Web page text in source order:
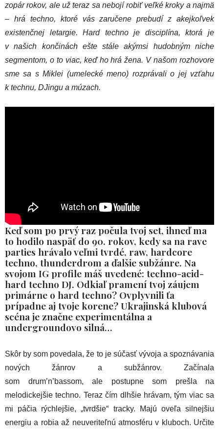
zopár rokov, ale už teraz sa nebojí robiť veľké kroky a najmä
– hrá techno, ktoré vás zaručene prebudí z akejkoľvek
existenčnej letargie. Hard techno je disciplína, ktorá je
v našich končinách ešte stále akýmsi hudobným niche
segmentom, o to viac, keď ho hrá žena. V našom rozhovore
sme sa s Miklei (umelecké meno) rozprávali o jej vzťahu
k technu, DJingu a múzach.
Keď som po prvý raz počula tvoj set, ihneď ma
to hodilo naspäť do 90. rokov, kedy sa na rave
parties hrávalo veľmi tvrdé, raw, hardcore
techno, thunderdrom a ďalšie subžánre. Na
svojom IG profile máš uvedené: techno-acid-
hard techno DJ. Odkiaľ pramení tvoj záujem
primárne o hard techno? Ovplyvnili ťa
prípadne aj tvoje korene? Ukrajinská klubová
scéna je značne experimentálna a
undergroundovo silná…
Skôr by som povedala, že to je súčasť vývoja a spoznávania
nových žánrov a subžánrov. Začínala
som drum’n’bassom, ale postupne som prešla na
melodickejšie techno. Teraz čím dlhšie hrávam, tým viac sa
mi páčia rýchlejšie, „tvrdšie“ tracky. Majú oveľa silnejšiu
energiu a robia až neuveriteľnú atmosféru v kluboch. Určite